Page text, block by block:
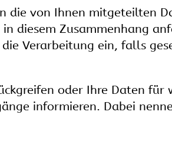
die von Ihnen mitgeteilten
diesem Zusammenhang
Verarbeitung ein, falls
oder Ihre Daten für
informieren. Dabei